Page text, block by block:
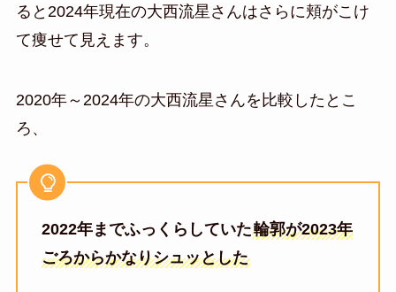
ると2024年現在の大西流星さんはさらに頬がこけ
て痩せて見えます。
2020年～2024年の大西流星さんを比較したとこ
ろ、
2022年までふっくらしていた輪郭が2023年
ごろからかなりシュッとした